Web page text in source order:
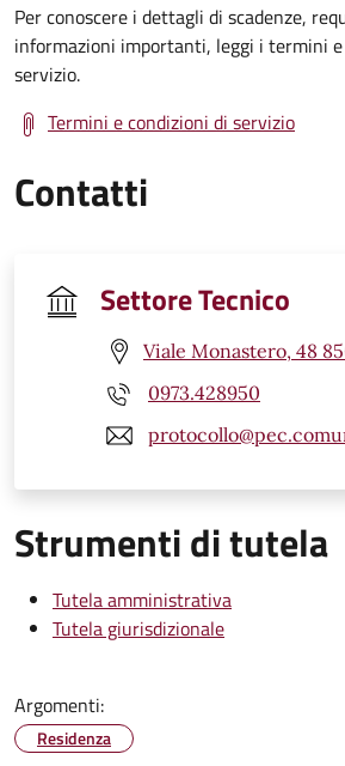
Per conoscere i dettagli di scadenze,
informazioni importanti, leggi i termini
servizio.
Termini e condizioni di servizio
Contatti
Settore Tecnico
Viale Monastero, 48
0973.428950
Strumenti di tutela
Tutela amministrativa
Tutela giurisdizionale
Argomenti:
Residenza